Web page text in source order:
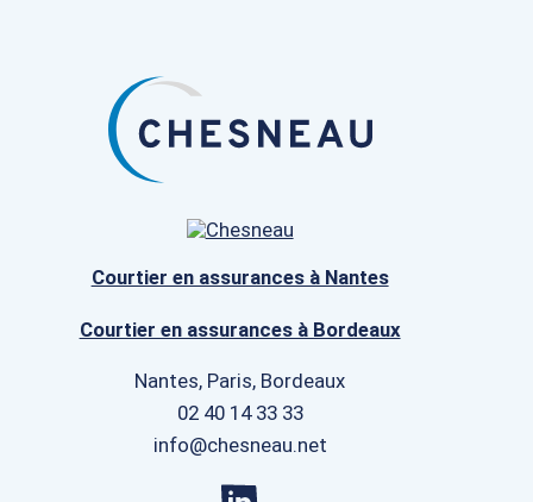
Courtier en assurances à Nantes
Courtier en assurances à Bordeaux
Nantes, Paris, Bordeaux
02 40 14 33 33
info@chesneau.net